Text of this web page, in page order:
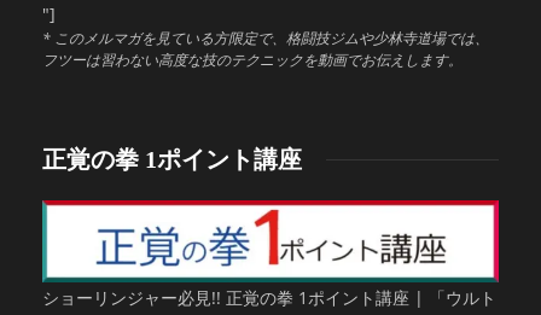
"]
* このメルマガを見ている方限定で、格闘技ジムや少林寺道場では、
フツーは習わない高度な技のテクニックを動画でお伝えします。
正覚の拳 1ポイント講座
ショーリンジャー必見!! 正覚の拳 1ポイント講座 | 「ウルト